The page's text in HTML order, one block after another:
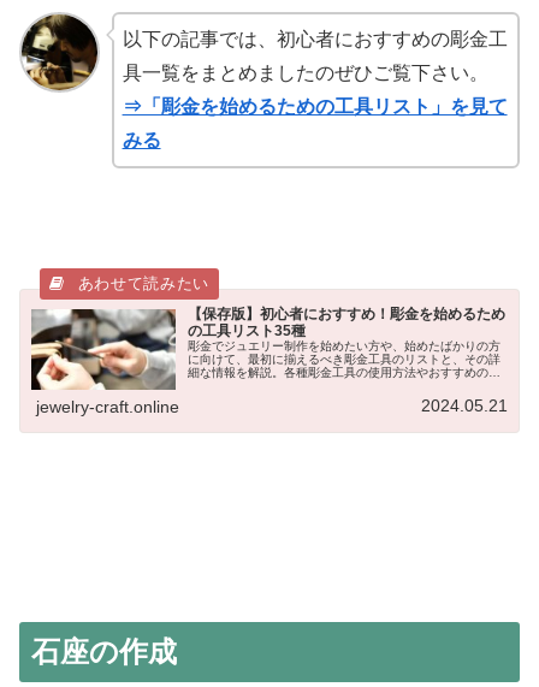
以下の記事では、初心者におすすめの彫金工
具一覧をまとめましたのぜひご覧下さい。
⇒「彫金を始めるための工具リスト」を見て
みる
【保存版】初心者におすすめ！彫金を始めるため
の工具リスト35種
彫金でジュエリー制作を始めたい方や、始めたばかりの方
に向けて、最初に揃えるべき彫金工具のリストと、その詳
細な情報を解説。各種彫金工具の使用方法やおすすめのポ
jewelry-craft.online 2024.05.21
石座の作成